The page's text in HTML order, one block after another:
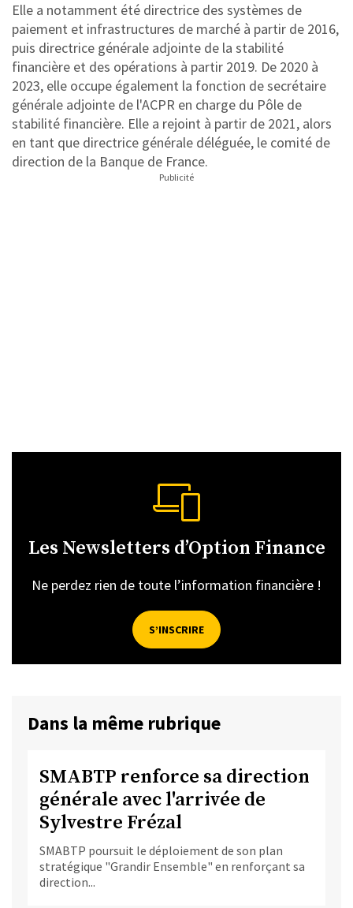
Elle a notamment été directrice des systèmes de
paiement et infrastructures de marché à partir de 2016,
puis directrice générale adjointe de la stabilité
financière et des opérations à partir 2019. De 2020 à
2023, elle occupe également la fonction de secrétaire
générale adjointe de l'ACPR en charge du Pôle de
stabilité financière. Elle a rejoint à partir de 2021, alors
en tant que directrice générale déléguée, le comité de
direction de la Banque de France.
Les Newsletters d’Option Finance
Ne perdez rien de toute l’information financière !
S’INSCRIRE
Dans la même rubrique
SMABTP renforce sa direction
générale avec l'arrivée de
Sylvestre Frézal
SMABTP poursuit le déploiement de son plan
stratégique "Grandir Ensemble" en renforçant sa
direction...